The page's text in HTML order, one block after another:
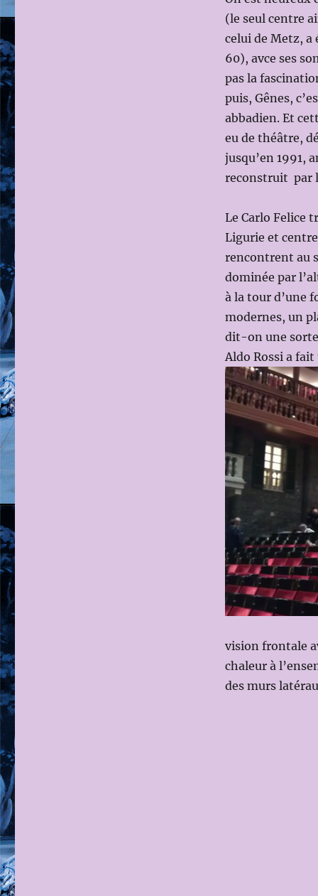
(le seul centre
celui de Metz,
60), avce ses
pas la
puis, Gênes,
abbadien. Et
eu de théâtre,
jusqu’en 1991,
reconstruit par
Le Carlo Felice
Ligurie et
rencontrent au
dominée par
à la tour d’une
modernes, un
dit-on une sorte
Aldo Rossi a
vision frontale
chaleur à
des murs